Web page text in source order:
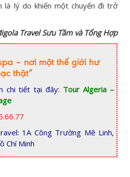
là lý do khiến một chuyến đi trở
Travel Sưu Tầm và Tổng Hợp
– nơi một thế giới hư
thật”
chi tiết tại đây: Tour Algeria –
1A Công Trường Mê Linh,
Chí Minh